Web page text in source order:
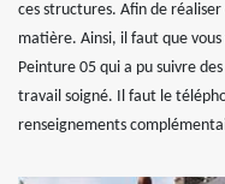
ces structures. Afin de
matière. Ainsi, il faut que vous
Peinture 05 qui a pu suivre
travail soigné. Il faut le
renseignements